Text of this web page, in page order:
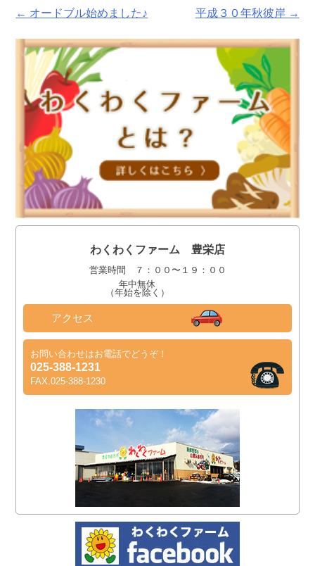
Post
← オードブル始めました♪ 平成３０年秋彼岸 →
わくわくファーム 豊栄店
営業時間 ７：００〜１９：００
年中無休
（年始を除く）
アクセス
お問い合わせはお電話でどうぞ！
025-388-1231
FAX.025-388-1230